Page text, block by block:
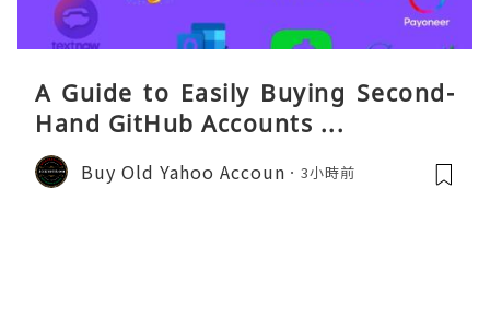
A Guide to Easily Buying Second-
Hand GitHub Accounts ...
Buy Old Yahoo Accoun 3小時前